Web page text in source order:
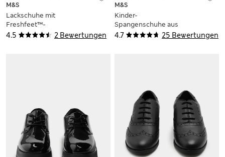
4.5 2 Bewertungen
M&S
Lackschuhe mit
Freshfeet™-
Technologie für die
4.7 25 Bewertungen
M&S
Kinder-
Spangenschuhe aus
Leder mit niedrigem